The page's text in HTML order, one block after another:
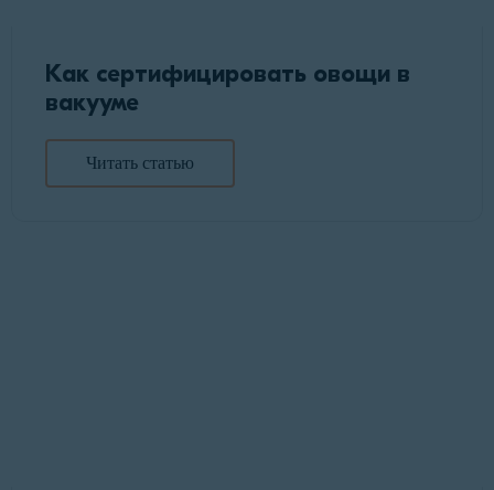
Как сертифицировать овощи в
вакууме
Читать статью